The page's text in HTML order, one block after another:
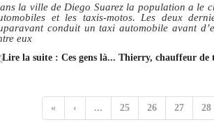
la ville de Diego Suarez la population a le
et les taxis-motos. Les deux
conduit un taxi automobile avant
eux
Lire la suite : Ces gens là... Thierry, chauffeur de
« ‹ ... 25 26 27 28